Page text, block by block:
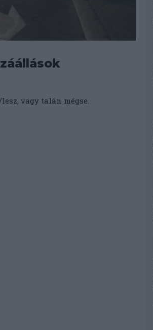
vagy talán mégse.